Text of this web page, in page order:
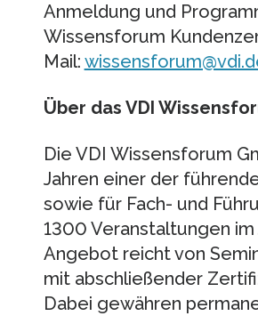
Anmeldung und
Wissensforum
Mail:
Über das VDI
Die VDI Wissensforum
Jahren einer der
sowie für Fach- und
1300 Veranstaltungen
Angebot reicht von
mit abschließender
Dabei gewähren